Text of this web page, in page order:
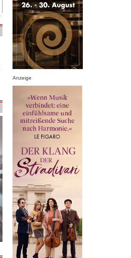
Anzeige